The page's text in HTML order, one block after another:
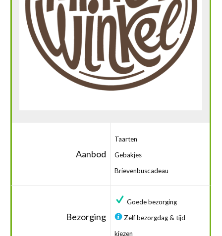
Aanbod
Taarten
Gebakjes
Brievenbuscadeau
Bezorging
Goede bezorging
Zelf bezorgdag & tijd
kiezen